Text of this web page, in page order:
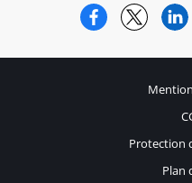
Facebook
Protection
Plan